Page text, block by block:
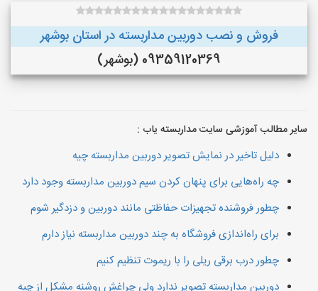
فروش و نصب دوربین مداربسته در استان بوشهر
09359120369 (بوشهر)
سایر مطالب آموزشی سایت مداربسته یاب :
دلیل تاخیر در نمایش تصویر دوربین مداربسته چیه
چه راه‌هایی برای پنهان کردن سیم دوربین مداربسته وجود دارد
چطور فروشنده تجهیزات حفاظتی مانند دوربین و دزدگیر شوم
برای راه‌اندازی فروشگاه به چند دوربین مداربسته نیاز دارم
چطور درب برقی ریلی را با ریموت تنظیم کنیم
دوربین مداربسته تصویر ندارد ولی چراغش روشنه مشکل از چیه